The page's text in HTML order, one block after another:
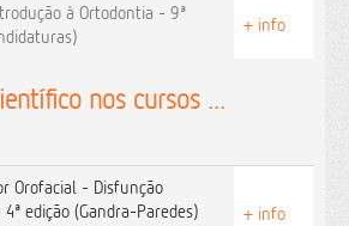
à Ortodontia - 9ª
+ info
nos cursos ...
Orofacial - Disfunção
edição (Gandra-Paredes)
+ info